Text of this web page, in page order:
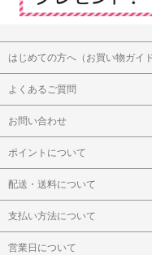
はじめての方へ（お買い物ガイド
よくあるご質問
お問い合わせ
ポイントについて
配送・送料について
支払い方法について
営業日について